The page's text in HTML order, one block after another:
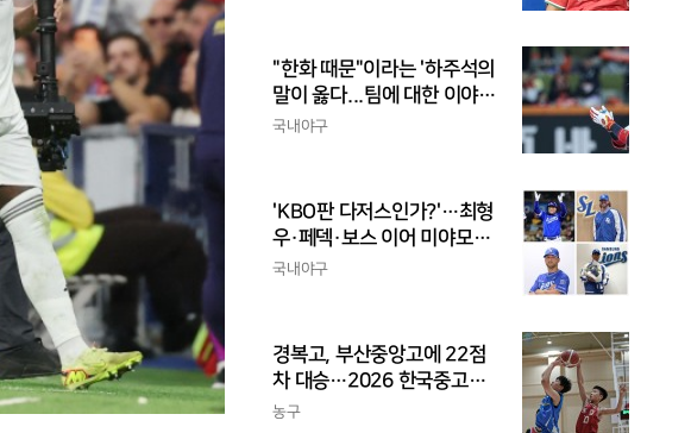
"한화 때문"이라는 '하주석의
말이 옳다...팀에 대한 이야
기, 끝까지 안 하는 게 도리
국내야구
'KBO판 다저스인가?'…최형
우·페덱·보스 이어 미야모리
까지, 삼성의 '스펙 만렙' 승부
국내야구
경복고, 부산중앙고에 22점
차 대승…2026 한국중고농
구 주말리그 왕중왕전 첫 승
농구